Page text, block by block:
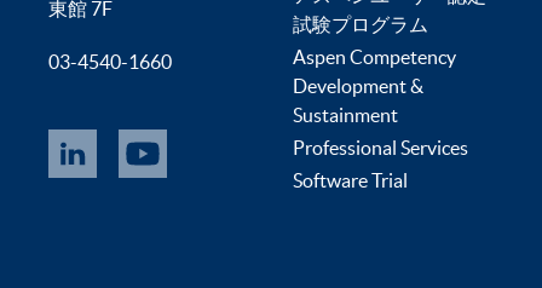
東館 7F
03-4540-1660
試験プログラム
Aspen Competency
Development &
Sustainment
Professional Services
Software Trial